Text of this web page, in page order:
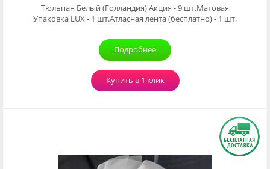
Тюльпан Белый (Голландия) Акция - 9 шт.Матовая
Упаковка LUX - 1 шт.Атласная лента (бесплатно) - 1 шт.
Подробнее
Купить в 1 клик